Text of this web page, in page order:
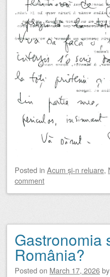
Posted in Acum și-n reluare,
comment
Gastronomia
România?
Posted on March 17, 2026by